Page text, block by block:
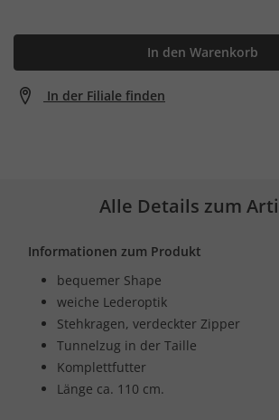
In den Warenkorb
In der Filiale finden
Alle Details zum
Informationen zum Produkt
bequemer Shape
weiche Lederoptik
Stehkragen, verdeckter Zipper
Tunnelzug in der Taille
Komplettfutter
Länge ca. 110 cm.